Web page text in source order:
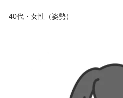
40代・女性（姿勢）